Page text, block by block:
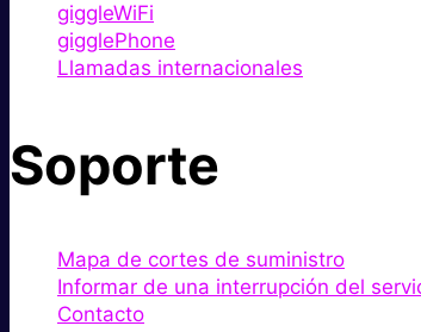
giggleWiFi
gigglePhone
Llamadas internacionales
Soporte
Mapa de cortes de suministro
Informar de una interrupción del
Contacto